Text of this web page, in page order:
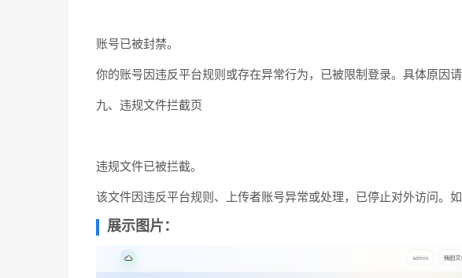
账号已被封禁。
你的账号因违反平台规则或存在异常行为，已被限制登录。具体原因
九、违规文件拦截页
违规文件已被拦截。
该文件因违反平台规则、上传者账号异常或处理，已停止对外访问。
展示图片：